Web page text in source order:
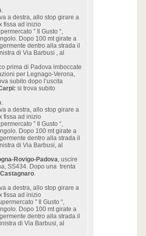
a destra, allo stop girare a
fissa ad inizio
” Il Gusto “,
Dopo 100 mt girate a
dentro alla strada il
di Via Barbusi , al
prima di Padova imboccate
per Legnago-Verona,
subito dopo l’uscita
si trova subito
a destra, allo stop girare a
fissa ad inizio
” Il Gusto “,
Dopo 100 mt girate a
dentro alla strada il
di Via Barbusi, al
Rovigo-Padova, uscire
SS434. Dopo una trenta
Castagnaro.
a destra, allo stop girare a
fissa ad inizio
” Il Gusto “,
Dopo 100 mt girate a
dentro alla strada il
di Via Barbusi, al